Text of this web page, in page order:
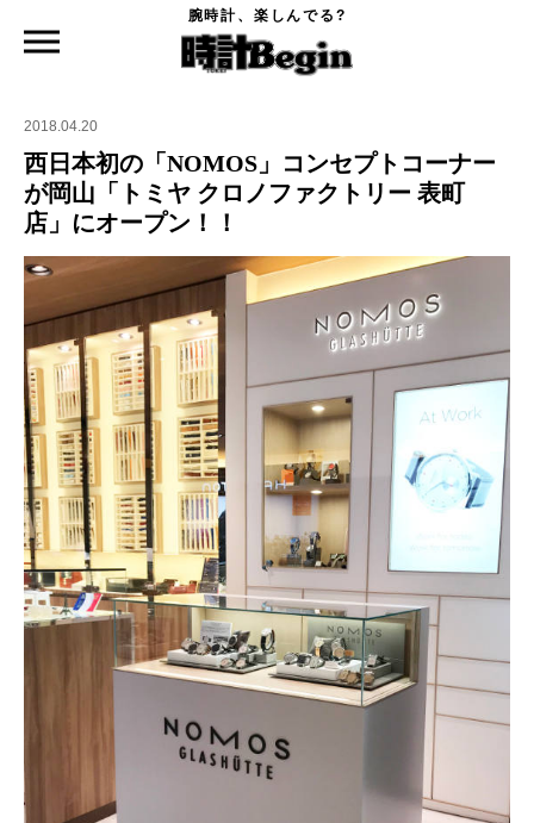
腕時計、楽しんでる?
西日本初の「NOMOS」コンセプトコーナーが岡山「トミヤ クロノファクトリー 表町
2018.04.20
西日本初の「NOMOS」コンセプトコーナー
が岡山「トミヤ クロノファクトリー 表町
店」にオープン！！